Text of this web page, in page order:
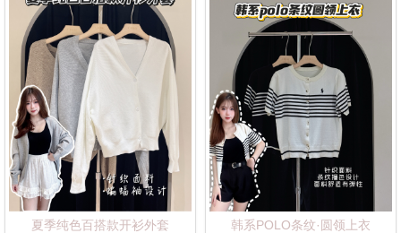
夏季纯色百搭款开衫外套
韩系POLO条纹·圆领上衣